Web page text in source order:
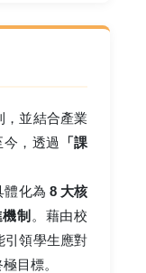
，並結合產業
，透過
「課
體化為 8 大核
制 。藉由校
引領學生應對
目標。